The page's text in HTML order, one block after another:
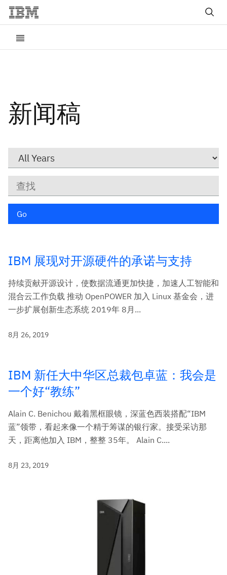
新闻稿
字
Go
IBM 展现对开源硬件的承诺与支持
持续贡献开源设计，使数据流通更加快捷，加速人工智能和
混合云工作负载 推动 OpenPOWER 加入 Linux 基金会，进
一步扩展创新生态系统 2019年 8月...
8月 26, 2019
IBM 新任大中华区总裁包卓蓝：我会是
一个好“教练”
Alain C. Benichou 戴着黑框眼镜，深蓝色西装搭配“IBM
蓝”领带，看起来像一个精于筹谋的银行家。接受采访那
天，距离他加入 IBM，整整 35年。 Alain C....
8月 23, 2019